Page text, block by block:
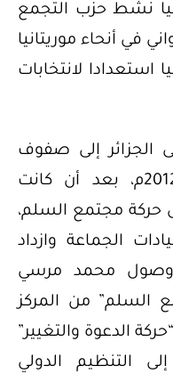
نشط حزب التجمع
في أنحاء موريتانيا
استعدادا لانتخابات
الجزائر إلى صفوف
المعارضة منذ يونيو عام 2012م، بعد أن كانت
مجتمع السلم،
الجماعة وازداد
وصول محمد مرسي
السلم” من المركز
الدعوة والتغيير”
التنظيم الدولي